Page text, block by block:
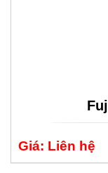
Giá: Liên hệ